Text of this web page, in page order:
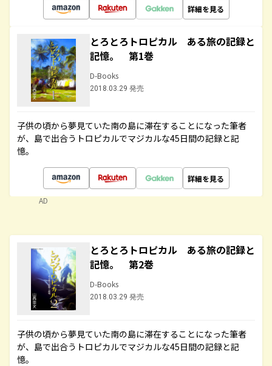
詳細を見る
とろとろトロピカル ある旅の記録と
記憶。 第1巻
D-Books
2018.03.29 発売
子供の頃から夢見ていた南の島に滞在することになった筆者
が、島で出合うトロピカルでマジカルな45日間の記録と記
憶。
詳細を見る
AD
とろとろトロピカル ある旅の記録と
記憶。 第2巻
D-Books
2018.03.29 発売
子供の頃から夢見ていた南の島に滞在することになった筆者
が、島で出合うトロピカルでマジカルな45日間の記録と記
憶。